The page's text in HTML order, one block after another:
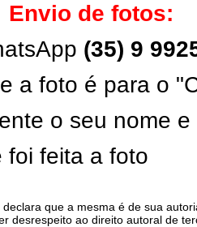
Envio de fotos:
(35) 9
a foto é para o
o seu nome
foi feita a foto
que a mesma é de sua
desrespeito ao direito autoral de